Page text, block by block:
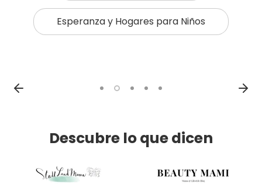
Esperanza y Hogares para Niños
GameStore Junior
Descubre lo que dicen